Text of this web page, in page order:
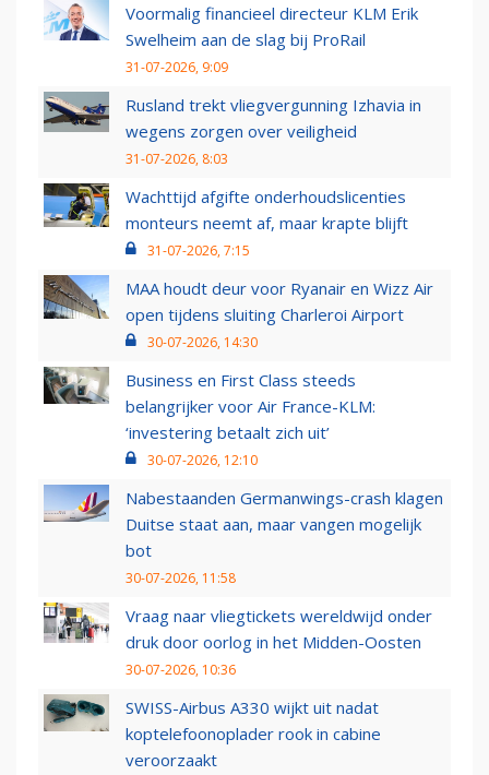
Voormalig financieel directeur KLM Erik
Swelheim aan de slag bij ProRail
31-07-2026, 9:09
Rusland trekt vliegvergunning Izhavia in
wegens zorgen over veiligheid
31-07-2026, 8:03
Wachttijd afgifte onderhoudslicenties
monteurs neemt af, maar krapte blijft
31-07-2026, 7:15
MAA houdt deur voor Ryanair en Wizz Air
open tijdens sluiting Charleroi Airport
30-07-2026, 14:30
Business en First Class steeds
belangrijker voor Air France-KLM:
‘investering betaalt zich uit’
30-07-2026, 12:10
Nabestaanden Germanwings-crash klagen
Duitse staat aan, maar vangen mogelijk
bot
30-07-2026, 11:58
Vraag naar vliegtickets wereldwijd onder
druk door oorlog in het Midden-Oosten
30-07-2026, 10:36
SWISS-Airbus A330 wijkt uit nadat
koptelefoonoplader rook in cabine
veroorzaakt